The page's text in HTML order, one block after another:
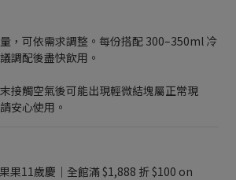
，可依需求調整。每份搭配 300–350ml 冷
調配後盡快飲用。
接觸空氣後可能出現輕微結塊屬正常現
安心使用。
果果11歲慶｜全館滿 $1,888 折 $100 on